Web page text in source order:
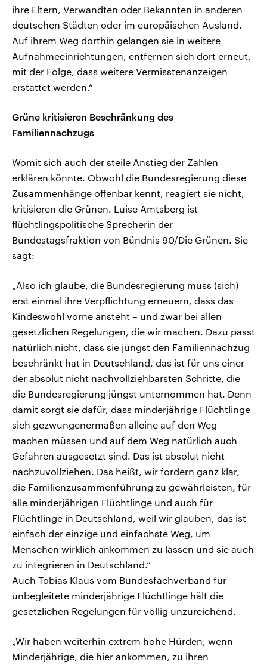
ihre Eltern, Verwandten oder Bekannten in anderen
deutschen Städten oder im europäischen Ausland.
Auf ihrem Weg dorthin gelangen sie in weitere
Aufnahmeeinrichtungen, entfernen sich dort erneut,
mit der Folge, dass weitere Vermisstenanzeigen
erstattet werden.“
Grüne kritisieren Beschränkung des
Familiennachzugs
Womit sich auch der steile Anstieg der Zahlen
erklären könnte. Obwohl die Bundesregierung diese
Zusammenhänge offenbar kennt, reagiert sie nicht,
kritisieren die Grünen. Luise Amtsberg ist
flüchtlingspolitische Sprecherin der
Bundestagsfraktion von Bündnis 90/Die Grünen. Sie
sagt:
„Also ich glaube, die Bundesregierung muss (sich)
erst einmal ihre Verpflichtung erneuern, dass das
Kindeswohl vorne ansteht – und zwar bei allen
gesetzlichen Regelungen, die wir machen. Dazu passt
natürlich nicht, dass sie jüngst den Familiennachzug
beschränkt hat in Deutschland, das ist für uns einer
der absolut nicht nachvollziehbarsten Schritte, die
die Bundesregierung jüngst unternommen hat. Denn
damit sorgt sie dafür, dass minderjährige Flüchtlinge
sich gezwungenermaßen alleine auf den Weg
machen müssen und auf dem Weg natürlich auch
Gefahren ausgesetzt sind. Das ist absolut nicht
nachzuvollziehen. Das heißt, wir fordern ganz klar,
die Familienzusammenführung zu gewährleisten, für
alle minderjährigen Flüchtlinge und auch für
Flüchtlinge in Deutschland, weil wir glauben, das ist
einfach der einzige und einfachste Weg, um
Menschen wirklich ankommen zu lassen und sie auch
zu integrieren in Deutschland.“
Auch Tobias Klaus vom Bundesfachverband für
unbegleitete minderjährige Flüchtlinge hält die
gesetzlichen Regelungen für völlig unzureichend.
„Wir haben weiterhin extrem hohe Hürden, wenn
Minderjährige, die hier ankommen, zu ihren